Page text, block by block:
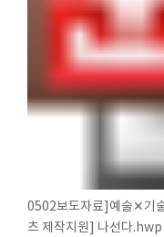
0502보도자료]예술✕기
츠 제작지원] 나선다.hwp